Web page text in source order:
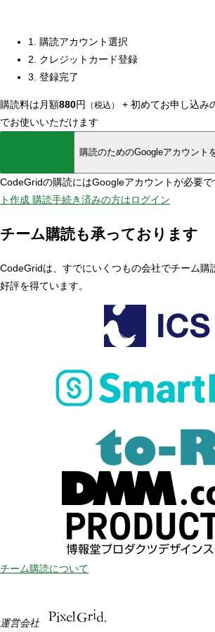
1. 購読アカウント選択
2. クレジットカード登録
3. 登録完了
購読料は月額880円 （税込） + 初めてお申し込み
でお使いいただけます
購読のためのGoogleアカウント
CodeGridの購読にはGoogleアカウントが必要で
ト作成 購読手続き済みの方はログイン
チーム購読も承っております
CodeGridは、すでにいくつもの会社でチーム購
好評を得ています。
チーム購読について
運営会社